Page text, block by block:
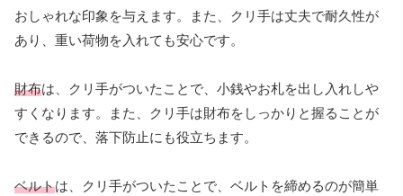
おしゃれな印象を与えます。また、クリ手は丈夫で耐久性が
あり、重い荷物を入れても安心です。
財布は、クリ手がついたことで、小銭やお札を出し入れしや
すくなります。また、クリ手は財布をしっかりと握ることが
できるので、落下防止にも役立ちます。
ベルトは、クリ手がついたことで、ベルトを締めるのが簡単